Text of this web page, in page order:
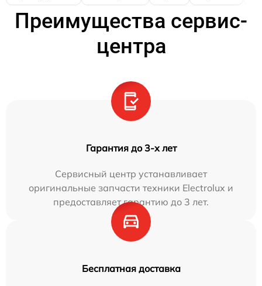
Преимущества сервис-
центра
Гарантия до 3-х лет
Сервисный центр устанавливает
оригинальные запчасти техники Electrolux и
предоставляет гарантию до 3 лет.
Бесплатная доставка